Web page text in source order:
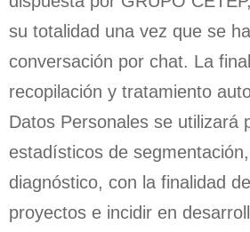
su totalidad una vez que se
conversación por chat. La
recopilación y tratamiento
Datos Personales se utilizará
estadísticos de
diagnóstico, con la finalidad
proyectos e incidir en